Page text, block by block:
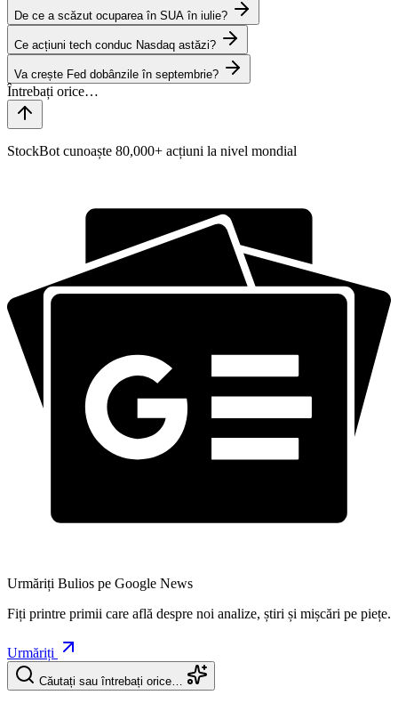
De ce a scăzut ocuparea în SUA în iulie?
Ce acțiuni tech conduc Nasdaq astăzi?
Va crește Fed dobânzile în septembrie?
StockBot cunoaște 80,000+ acțiuni la nivel mondial
Urmăriți Bulios pe Google News
Fiți printre primii care află despre noi analize, știri și mișcări pe piețe.
Urmăriți
Căutați sau întrebați orice…